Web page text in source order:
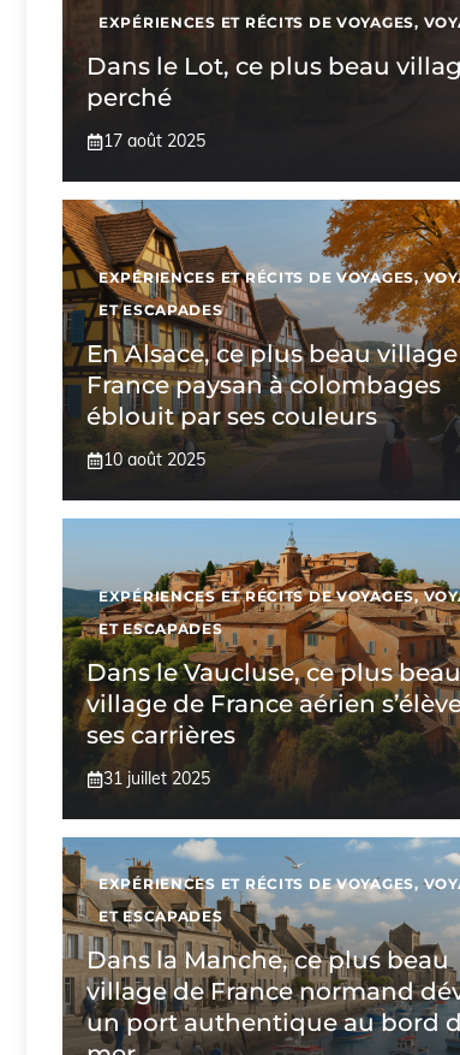
EXPÉRIENCES ET RÉCITS DE VOYAGES,
Dans le Lot, ce plus beau
perché
17 août 2025
EXPÉRIENCES ET RÉCITS DE VOYAGES,
ET ESCAPADES
En Alsace, ce plus beau
France paysan à colombages
éblouit par ses couleurs
10 août 2025
EXPÉRIENCES ET RÉCITS DE VOYAGES,
ET ESCAPADES
Dans le Vaucluse, ce plus beau
village de France aérien
ses carrières
31 juillet 2025
EXPÉRIENCES ET RÉCITS DE VOYAGES,
ET ESCAPADES
Dans la Manche, ce plus beau
village de France normand
un port authentique au bord